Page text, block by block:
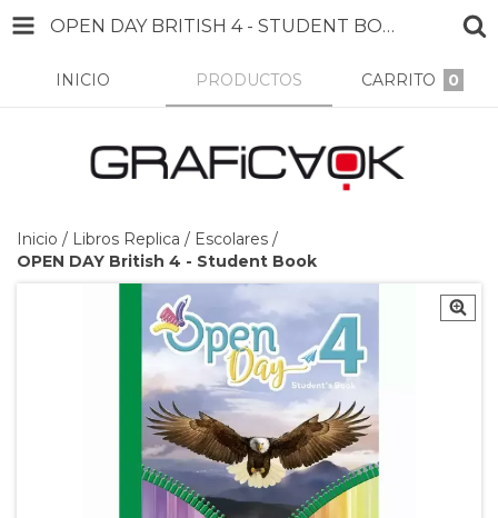
OPEN DAY BRITISH 4 - STUDENT BOOK
INICIO PRODUCTOS CARRITO 0
Inicio / Libros Replica / Escolares /
OPEN DAY British 4 - Student Book